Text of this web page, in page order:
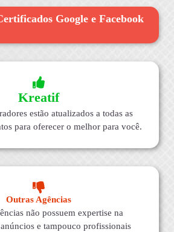
Google e Facebook
Kreatif
estão atualizados a todas as
para oferecer o melhor para você.
Outras Agências
não possuem expertise na
e tampouco profissionais